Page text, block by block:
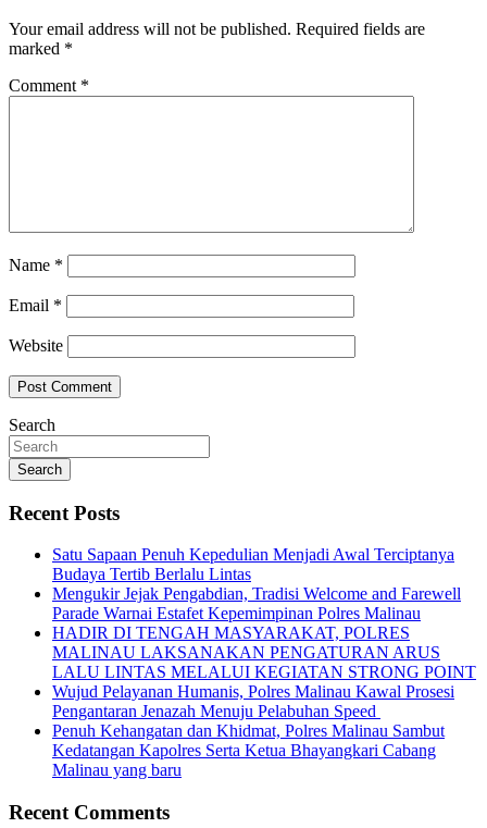
Your email address will not be published. Required fields are
marked *
Comment *
Name *
Email *
Website
Search
Search
Recent Posts
Satu Sapaan Penuh Kepedulian Menjadi Awal Terciptanya
Budaya Tertib Berlalu Lintas
Mengukir Jejak Pengabdian, Tradisi Welcome and Farewell
Parade Warnai Estafet Kepemimpinan Polres Malinau
HADIR DI TENGAH MASYARAKAT, POLRES
MALINAU LAKSANAKAN PENGATURAN ARUS
LALU LINTAS MELALUI KEGIATAN STRONG POINT
Wujud Pelayanan Humanis, Polres Malinau Kawal Prosesi
Pengantaran Jenazah Menuju Pelabuhan Speed
Penuh Kehangatan dan Khidmat, Polres Malinau Sambut
Kedatangan Kapolres Serta Ketua Bhayangkari Cabang
Malinau yang baru
Recent Comments